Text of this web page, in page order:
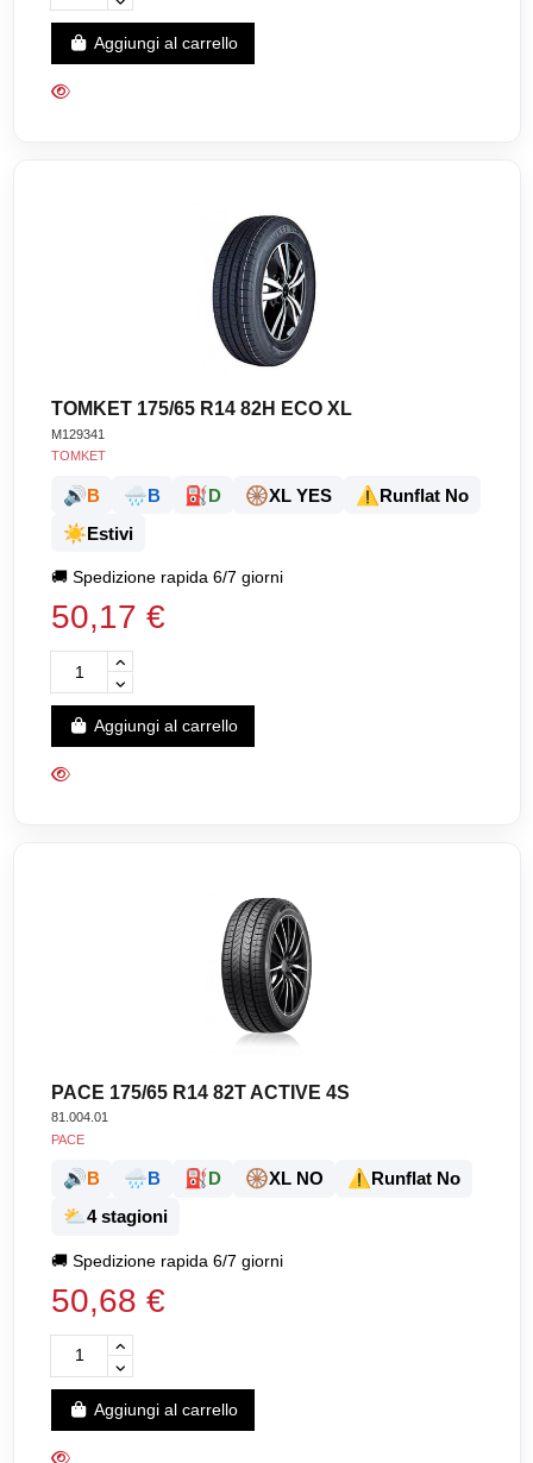
Aggiungi al carrello
TOMKET 175/65 R14 82H ECO XL
M129341
TOMKET
🔊B 🌧️B ⛽D 🛞XL YES ⚠️Runflat No
☀️Estivi
🚚Spedizione rapida 6/7 giorni
50,17 €
Aggiungi al carrello
PACE 175/65 R14 82T ACTIVE 4S
81.004.01
PACE
🔊B 🌧️B ⛽D 🛞XL NO ⚠️Runflat No
⛅4 stagioni
🚚Spedizione rapida 6/7 giorni
50,68 €
Aggiungi al carrello